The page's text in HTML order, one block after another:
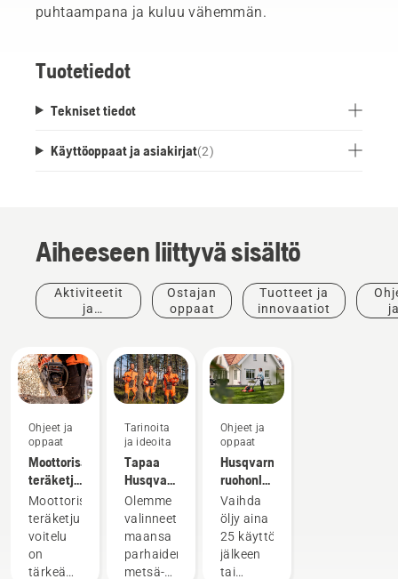
puhtaampana ja kuluu vähemmän.
Tuotetiedot
Tekniset tiedot
Käyttöoppaat ja asiakirjat(2)
Aiheeseen liittyvä sisältö
Aktiviteetit
ja
Ostajan
oppaat
Tuotteet ja
innovaatiot
Ohjeet ja
oppaat
Moottorisahan
teräketjun
voitelun
tarkistaminen
Moottorisahan
teräketjun
voitelu
on
tärkeää,
Tarinoita
ja ideoita
Tapaa
Husqvarnan
H-tiimi –
tuotteidemme
vaativimmat
käyttäjät
Olemme
valinneet
maansa
parhaiden
metsä-
Ohjeet ja
oppaat
Husqvarna-
ruohonleikkurin
öljynvaihto
Vaihda
öljy aina
25 käyttötunnin
jälkeen
tai